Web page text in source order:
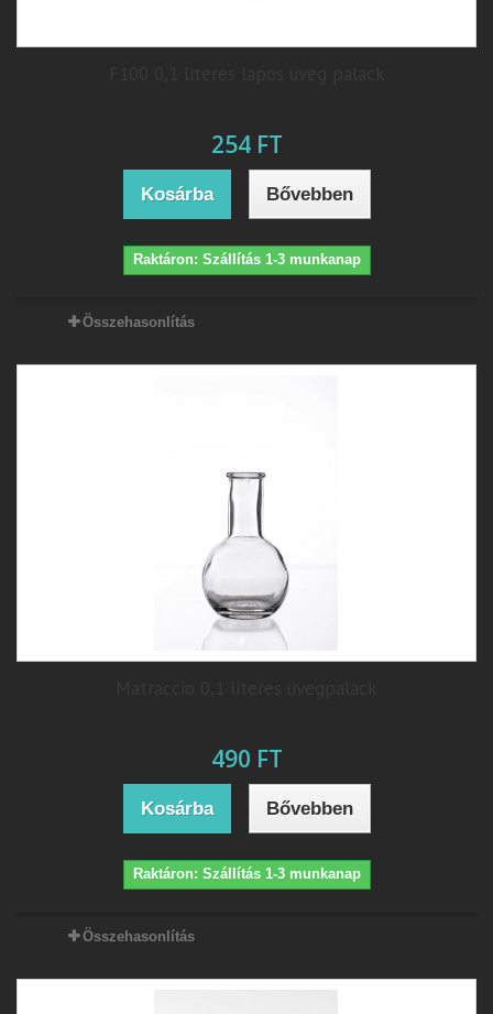
254 FT
Kosárba Bővebben
Raktáron: Szállítás 1-3 munkanap
Összehasonlítás
490 FT
Kosárba Bővebben
Raktáron: Szállítás 1-3 munkanap
Összehasonlítás